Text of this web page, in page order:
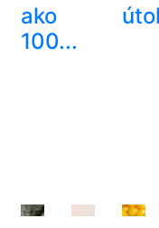
ako
100...